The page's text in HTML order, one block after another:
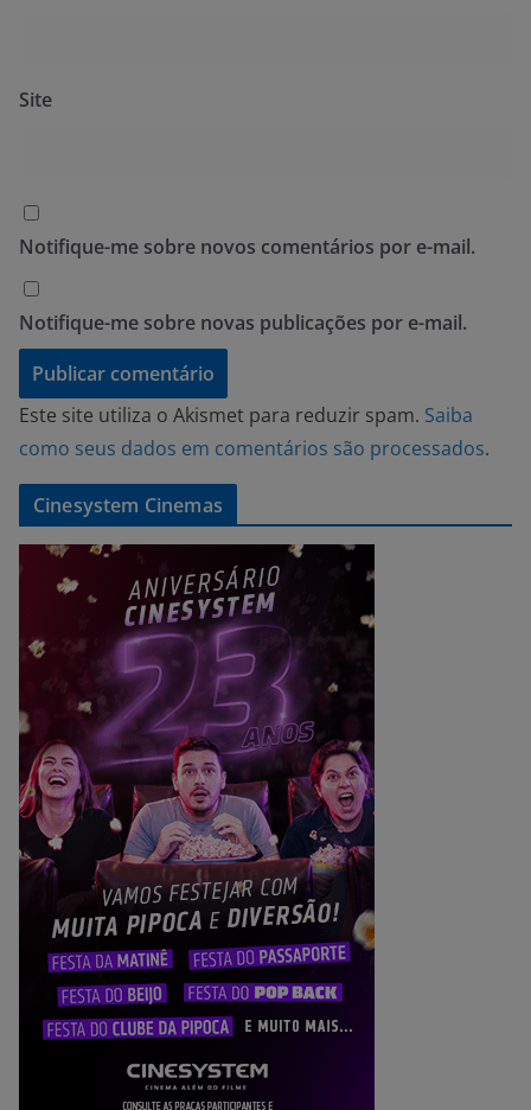
Site
Notifique-me sobre novos comentários por e-mail.
Notifique-me sobre novas publicações por e-mail.
Este site utiliza o Akismet para reduzir spam. Saiba
como seus dados em comentários são processados.
Cinesystem Cinemas